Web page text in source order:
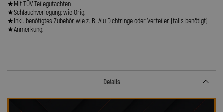
★Mit TÜV Teilegutachten
★Schlauchverlegung: wie Orig.
★Inkl. benötigtes Zubehör wie z. B. Alu Dichtringe oder Verteiler (falls benötigt)
★Anmerkung:
Details